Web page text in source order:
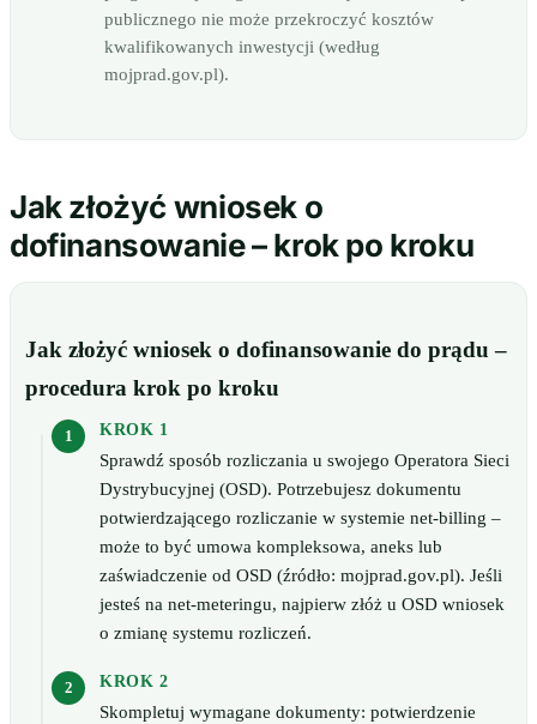
publicznego nie może przekroczyć kosztów
kwalifikowanych inwestycji (według
mojprad.gov.pl).
Jak złożyć wniosek o
dofinansowanie – krok po kroku
Jak złożyć wniosek o dofinansowanie do prądu –
procedura krok po kroku
KROK 1
Sprawdź sposób rozliczania u swojego Operatora Sieci
Dystrybucyjnej (OSD). Potrzebujesz dokumentu
potwierdzającego rozliczanie w systemie net-billing –
może to być umowa kompleksowa, aneks lub
zaświadczenie od OSD (źródło: mojprad.gov.pl). Jeśli
jesteś na net-meteringu, najpierw złóż u OSD wniosek
o zmianę systemu rozliczeń.
KROK 2
Skompletuj wymagane dokumenty: potwierdzenie